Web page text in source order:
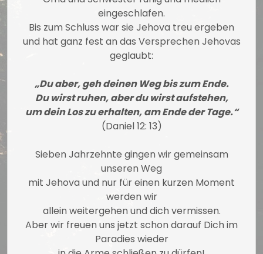
eingeschlafen.
Bis zum Schluss war sie Jehova treu ergeben
und hat ganz fest an das Versprechen Jehovas
geglaubt:
„Du aber, geh deinen Weg bis zum Ende.
Du wirst ruhen,aber du wirst aufstehen,
um dein Los zu erhalten, am Ende der Tage.“
(Daniel 12: 13)
Sieben Jahrzehnte gingen wir gemeinsam
unseren Weg
mit Jehova und nur für einen kurzen Moment
werden wir
allein weitergehen und dich vermissen.
Aber wir freuen uns jetzt schon darauf Dich im
Paradies wieder